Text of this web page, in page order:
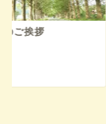
のご挨拶